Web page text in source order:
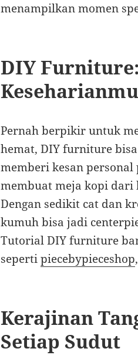
menampilkan momen
DIY
Keseharianmu
Pernah berpikir untuk
hemat, DIY furniture
memberi kesan
membuat meja kopi dari
Dengan sedikit cat dan
kumuh bisa jadi
Tutorial DIY furniture
sepertipiecebypieceshop
Kerajinan
Setiap Sudut